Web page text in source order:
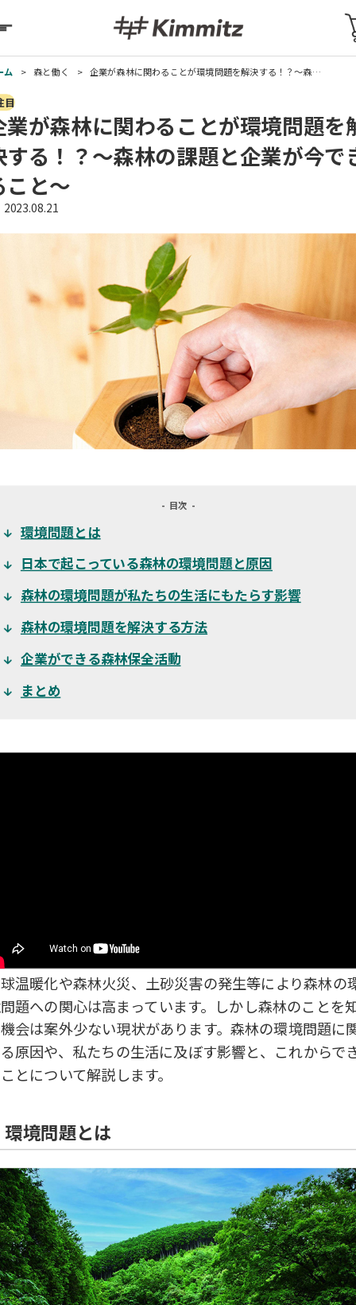
ム 森と働く 企業が森林に関わることが環境問題を解決する！？～森…
目
業が森林に関わることが環境問題を
する！？～森林の課題と企業が今で
こと～
2023.08.21
目次
環境問題とは
日本で起こっている森林の環境問題と原因
森林の環境問題が私たちの生活にもたらす影響
森林の環境問題を解決する方法
企業ができる森林保全活動
まとめ
温暖化や森林火災、土砂災害の発生等により森林の
題への関心は高まっています。しかし森林のことを
会は案外少ない現状があります。森林の環境問題に
原因や、私たちの生活に及ぼす影響と、これからで
とについて解説します。
環境問題とは